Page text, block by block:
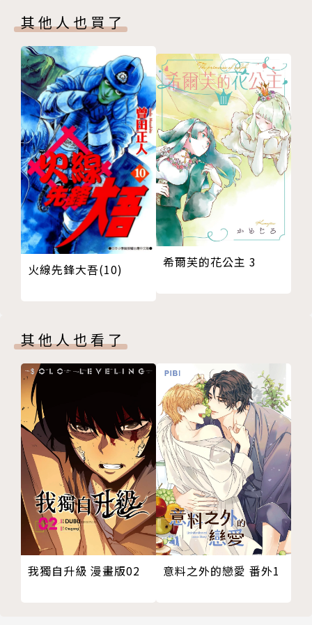
其他人也買了
火線先鋒大吾(10) 希爾芙的花公主 3
其他人也看了
我獨自升級 漫畫版02 意料之外的戀愛 番外1